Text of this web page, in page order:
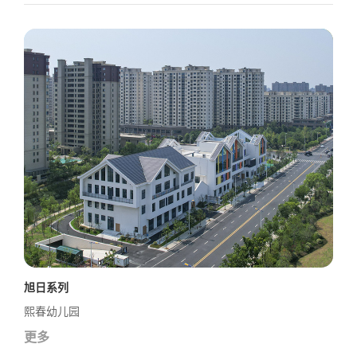
旭日系列
熙春幼儿园
更多